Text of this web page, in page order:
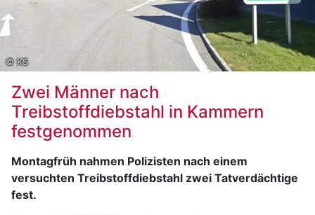
© KS
Zwei Männer nach
Treibstoffdiebstahl in Kammern
festgenommen
Montagfrüh nahmen Polizisten nach einem
versuchten Treibstoffdiebstahl zwei Tatverdächtige
fest.